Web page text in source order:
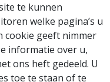
te kunnen
welke pagina’s u
cookie geeft nimmer
informatie over u,
ons heft gedeeld. U
toe te staan of te